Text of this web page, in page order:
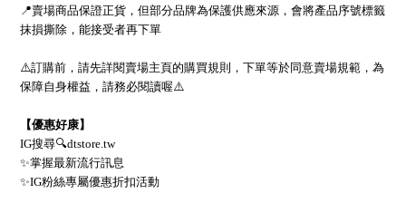
📍賣場商品保證正貨，但部分品牌為保護供應來源，會將產品序號標籤
抹損撕除，能接受者再下單
⚠訂購前，請先詳閱賣場主頁的購買規則，下單等於同意賣場規範，為
保障自身權益，請務必閱讀喔⚠
【優惠好康】
IG搜尋🔍dtstore.tw
✨掌握最新流行訊息
✨IG粉絲專屬優惠折扣活動